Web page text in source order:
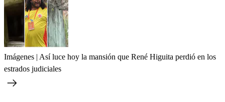
Imágenes | Así luce hoy la mansión que René Higuita perdió en los
estrados judiciales